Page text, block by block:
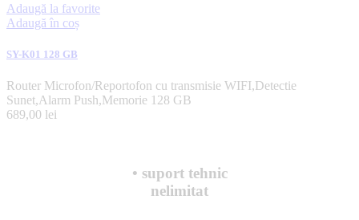
Adaugă la favorite
Adaugă în coș
SY-K01 128 GB
Router Microfon/Reportofon cu transmisie WIFI,Detectie
Sunet,Alarm Push,Memorie 128 GB
689,00 lei
• suport tehnic
nelimitat